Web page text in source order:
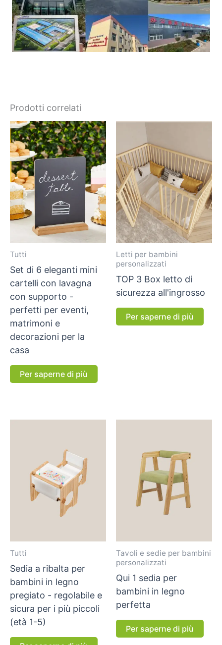
Prodotti correlati
Tutti
Set di 6 eleganti mini
cartelli con lavagna
con supporto -
perfetti per eventi,
matrimoni e
decorazioni per la
casa
Per saperne di più
Letti per bambini
personalizzati
TOP 3 Box letto di
sicurezza all'ingrosso
Per saperne di più
Tutti
Sedia a ribalta per
bambini in legno
pregiato - regolabile e
sicura per i più piccoli
(età 1-5)
Tavoli e sedie per bambini
personalizzati
Qui 1 sedia per
bambini in legno
perfetta
Per saperne di più